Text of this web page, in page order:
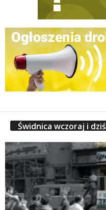
Świdnica wczoraj i dziś